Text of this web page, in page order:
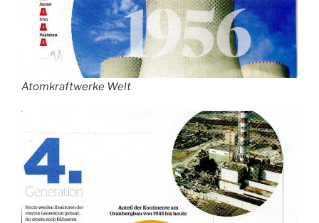
Atomkraftwerke Welt